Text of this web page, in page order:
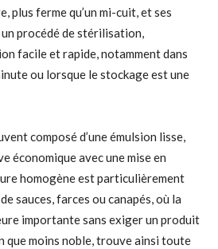
plus ferme qu’un mi-cuit, et ses
procédé de stérilisation,
facile et rapide, notamment dans
ou lorsque le stockage est une
composé d’une émulsion lisse,
économique avec une mise en
homogène est particulièrement
sauces, farces ou canapés, où la
importante sans exiger un produit
que moins noble, trouve ainsi toute